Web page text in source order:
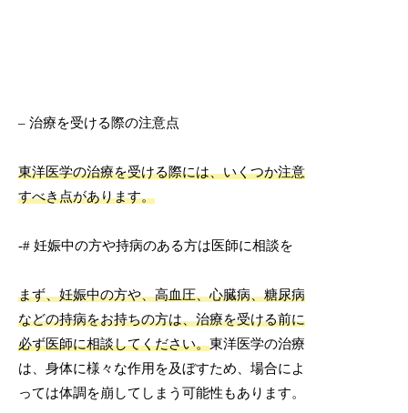
– 治療を受ける際の注意点
東洋医学の治療を受ける際には、いくつか注意
すべき点があります。
-# 妊娠中の方や持病のある方は医師に相談を
まず、妊娠中の方や、高血圧、心臓病、糖尿病
などの持病をお持ちの方は、治療を受ける前に
必ず医師に相談してください。東洋医学の治療
は、身体に様々な作用を及ぼすため、場合によ
っては体調を崩してしまう可能性もあります。